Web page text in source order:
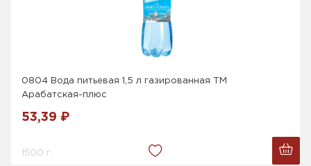
0804 Вода питьевая 1,5 л газированная ТМ
Арабатская-плюс
53,39 ₽
1500 г.